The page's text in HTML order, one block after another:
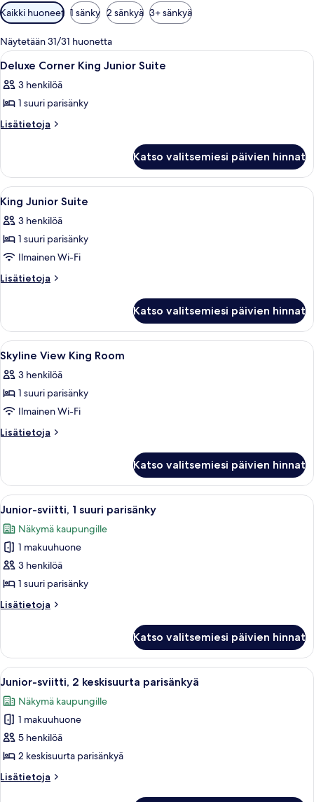
Huoneille
saatavilla
olevia
suodattimia
Kaikki huoneet 1 sänky 2 sänkyä 3+ sänkyä
Näytetään 31/31 huonetta
Avaa
kaikki
huonetyypin
Deluxe
Corner
Suite
kuvat
Hotellihuone, jossa on sänky,
5
Deluxe Corner King Junior Suite
3 henkilöä
1 suuri parisänky
Lisätietoja
Lisätietoja
King
Junior
Suite
Katso valitsemiesi päivien hinnat
Avaa
kaikki
huonetyypin
King
Junior
Suite
Allergiatestatut vuodevaatteet,
6
King Junior Suite
3 henkilöä
1 suuri parisänky
Ilmainen Wi-Fi
Lisätietoja
Lisätietoja
Suite
Katso valitsemiesi päivien hinnat
Avaa
kaikki
huonetyypin
Skyline
View
King
Allergiatestatut vuodevaatteet,
4
Skyline View King Room
3 henkilöä
1 suuri parisänky
Ilmainen Wi-Fi
Lisätietoja
Lisätietoja
King
Room
Katso valitsemiesi päivien hinnat
Avaa
kaikki
huonetyypin
Junior-
sviitti,
1
suuri
parisänky
Hotellihuone, jossa on suuri sänky,
10
Junior-sviitti, 1 suuri parisänky
Näkymä kaupungille
1 makuuhuone
3 henkilöä
1 suuri parisänky
Lisätietoja
Lisätietoja
1
suuri
parisänky
Katso valitsemiesi päivien hinnat
Avaa
kaikki
huonetyypin
Junior-
sviitti,
2
keskisuurta
parisänkyä
Hotellihuone, jossa on kaksi sänkyä,
10
Junior-sviitti, 2 keskisuurta parisänkyä
Näkymä kaupungille
1 makuuhuone
5 henkilöä
2 keskisuurta parisänkyä
Lisätietoja
Lisätietoja